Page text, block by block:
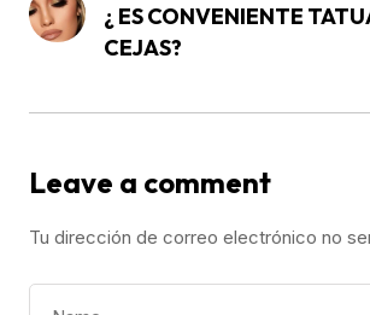
¿ ES CONVENIENTE
CEJAS?
Leave a comment
Tu dirección de correo electrónico no